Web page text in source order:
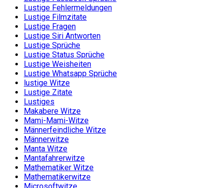
Lustige Fehlermeldungen
Lustige Filmzitate
Lustige Fragen
Lustige Siri Antworten
Lustige Sprüche
Lustige Status Sprüche
Lustige Weisheiten
Lustige Whatsapp Sprüche
lustige Witze
Lustige Zitate
Lustiges
Makabere Witze
Mami-Mami-Witze
Männerfeindliche Witze
Männerwitze
Manta Witze
Mantafahrerwitze
Mathematiker Witze
Mathematikerwitze